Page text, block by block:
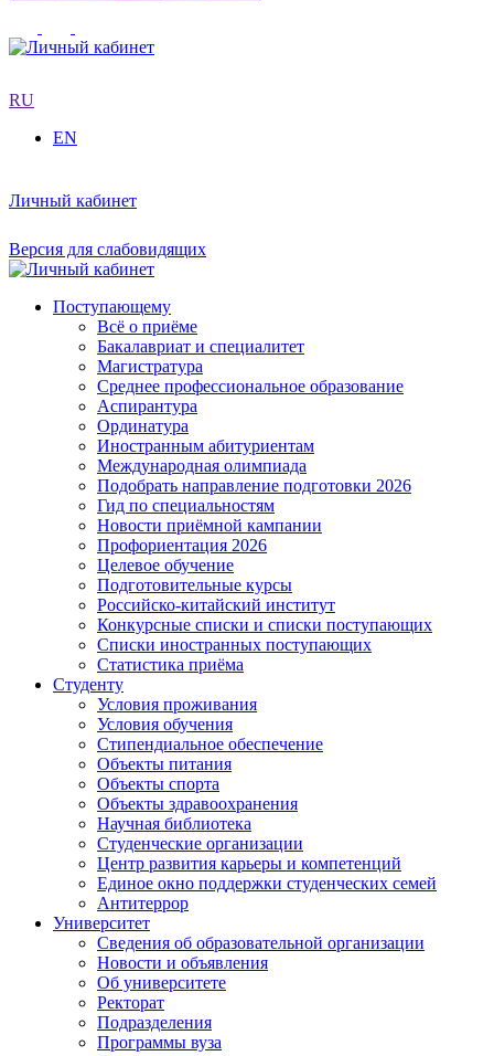
RU
EN
Личный кабинет
Версия для слабовидящих
Поступающему
Всё о приёме
Бакалавриат и специалитет
Магистратура
Среднее профессиональное образование
Аспирантура
Ординатура
Иностранным абитуриентам
Международная олимпиада
Подобрать направление подготовки 2026
Гид по специальностям
Новости приёмной кампании
Профориентация 2026
Целевое обучение
Подготовительные курсы
Российско-китайский институт
Конкурсные списки и списки поступающих
Списки иностранных поступающих
Статистика приёма
Студенту
Условия проживания
Условия обучения
Стипендиальное обеспечение
Объекты питания
Объекты спорта
Объекты здравоохранения
Научная библиотека
Студенческие организации
Центр развития карьеры и компетенций
Единое окно поддержки студенческих семей
Антитеррор
Университет
Сведения об образовательной организации
Новости и объявления
Об университете
Ректорат
Подразделения
Программы вуза